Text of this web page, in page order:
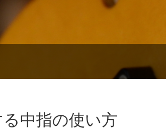
中指の使い方